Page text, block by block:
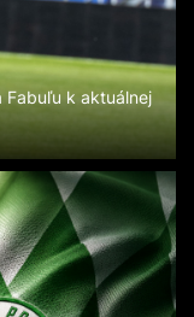
k aktuálnej